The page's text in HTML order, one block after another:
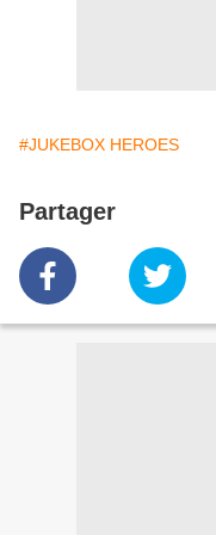
#JUKEBOX HEROES
Partager